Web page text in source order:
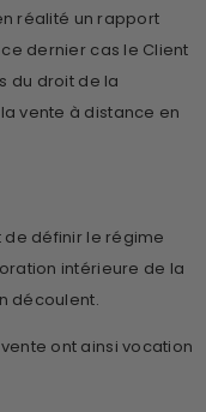
réalité un rapport
dernier cas le Client
du droit de la
vente à distance en
définir le régime
intérieure de la
découlent.
ont ainsi vocation